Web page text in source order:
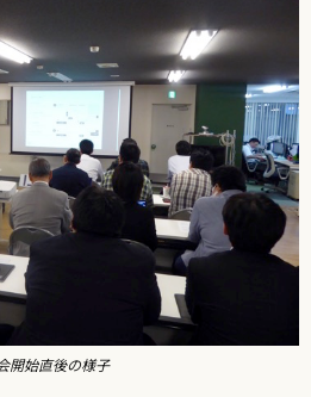
開始直後の様子